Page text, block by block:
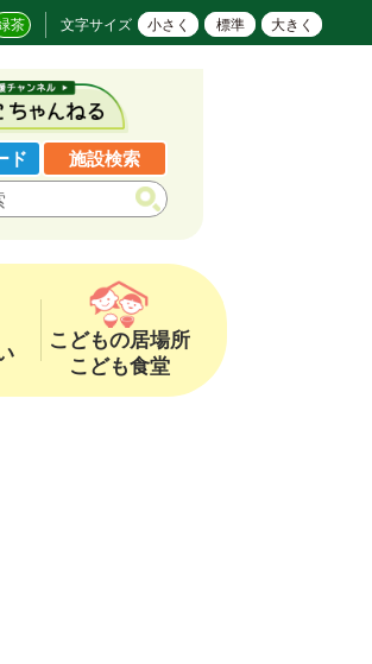
茶 文字サイズ 小さく 標準 大きく
ド 施設検索
こどもの居場所
こども食堂